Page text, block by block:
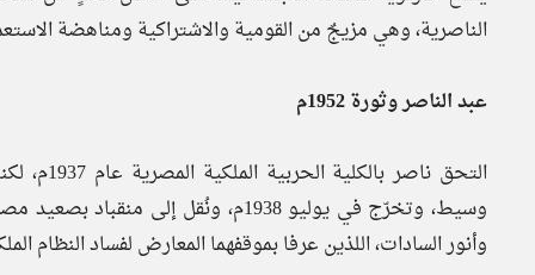
الناصرية، وهي مزيجٌ من القومية والاشتراكية ومناهضة
عبد الناصر وثورة 1952م
التحق
وسيط، وتخرّج في يوليو 1938م، ونُقل
وأنور السادات، اللذين عرفا بموقفهما المعارض لفساد النظام